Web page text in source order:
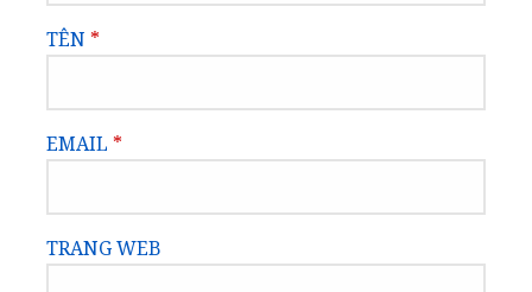
TÊN *
EMAIL *
TRANG WEB